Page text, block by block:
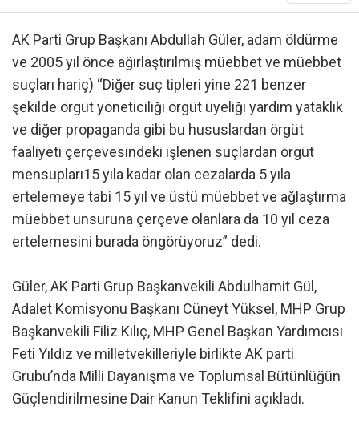
AK Parti Grup Başkanı Abdullah Güler, adam öldürme
ve 2005 yıl önce ağırlaştırılmış müebbet ve müebbet
suçları hariç) “Diğer suç tipleri yine 221 benzer
şekilde örgüt yöneticiliği örgüt üyeliği yardım yataklık
ve diğer propaganda gibi bu hususlardan örgüt
faaliyeti çerçevesindeki işlenen suçlardan örgüt
mensupları15 yıla kadar olan cezalarda 5 yıla
ertelemeye tabi 15 yıl ve üstü müebbet ve ağlaştırma
müebbet unsuruna çerçeve olanlara da 10 yıl ceza
ertelemesini burada öngörüyoruz” dedi.
Güler, AK Parti Grup Başkanvekili Abdulhamit Gül,
Adalet Komisyonu Başkanı Cüneyt Yüksel, MHP Grup
Başkanvekili Filiz Kılıç, MHP Genel Başkan Yardımcısı
Feti Yıldız ve milletvekilleriyle birlikte AK parti
Grubu’nda Milli Dayanışma ve Toplumsal Bütünlüğün
Güçlendirilmesine Dair Kanun Teklifini açıkladı.